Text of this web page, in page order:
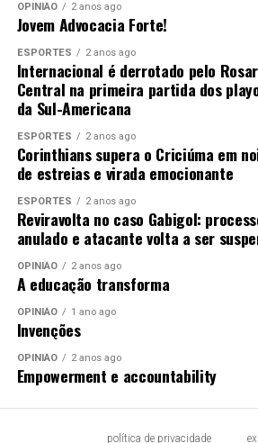
OPINIÃO 2 anos ago
Jovem Advocacia Forte!
ESPORTES 2 anos ago
Internacional é derrotado pelo
Central na primeira partida dos
da Sul-Americana
ESPORTES 2 anos ago
Corinthians supera o Criciúma em
de estreias e virada emocionante
ESPORTES 2 anos ago
Reviravolta no caso Gabigol:
anulado e atacante volta a ser
OPINIÃO 2 anos ago
A educação transforma
OPINIÃO 1 ano ago
Invenções
OPINIÃO 2 anos ago
Empowerment e accountability
política de privacidade